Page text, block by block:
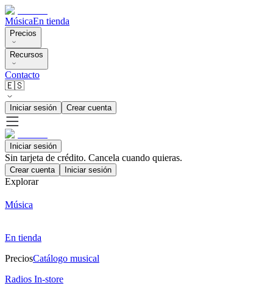
MúsicaEn tienda
Precios
Recursos
Contacto
🇪🇸
Iniciar sesión Crear cuenta
Iniciar sesión
Sin tarjeta de crédito. Cancela cuando quieras.
Crear cuenta Iniciar sesión
Explorar
Música
En tienda
PreciosCatálogo musical
Radios In-store